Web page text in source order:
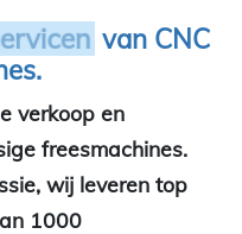
van CNC
verkoop en
freesmachines.
wij leveren top
1000